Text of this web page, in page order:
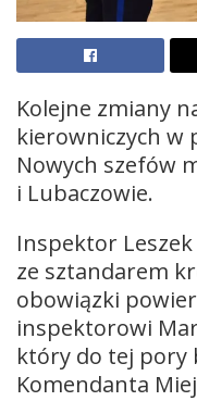
Kolejne zmiany
kierowniczych w
Nowych szefów
i Lubaczowie.
Inspektor Leszek
ze sztandarem
obowiązki
inspektorowi
który do tej pory
Komendanta